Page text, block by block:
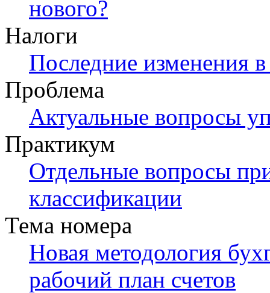
нового?
Налоги
Последние изменения в
Проблема
Актуальные вопросы
Практикум
Отдельные вопросы
классификации
Тема номера
Новая методология
рабочий план счетов